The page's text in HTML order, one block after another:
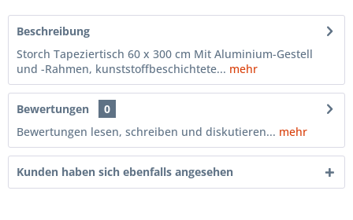
Beschreibung
Storch Tapeziertisch 60 x 300 cm Mit Aluminium-Gestell
und -Rahmen, kunststoffbeschichtete... mehr
Bewertungen
0
Bewertungen lesen, schreiben und diskutieren... mehr
Kunden haben sich ebenfalls angesehen